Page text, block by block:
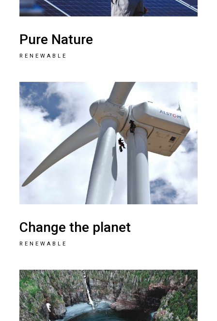
Pure Nature
RENEWABLE
Change the planet
RENEWABLE